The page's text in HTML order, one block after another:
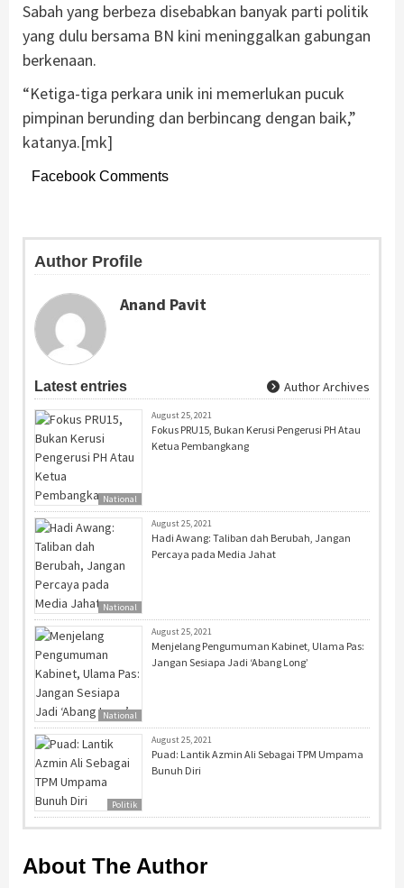
Sabah yang berbeza disebabkan banyak parti politik
yang dulu bersama BN kini meninggalkan gabungan
berkenaan.
“Ketiga-tiga perkara unik ini memerlukan pucuk
pimpinan berunding dan berbincang dengan baik,”
katanya.[mk]
Facebook Comments
Author Profile
Anand Pavit
Latest entries Author Archives
National
August 25, 2021
Fokus PRU15, Bukan Kerusi Pengerusi PH Atau
Ketua Pembangkang
National
August 25, 2021
Hadi Awang: Taliban dah Berubah, Jangan
Percaya pada Media Jahat
National
August 25, 2021
Menjelang Pengumuman Kabinet, Ulama Pas:
Jangan Sesiapa Jadi ‘Abang Long’
Politik
August 25, 2021
Puad: Lantik Azmin Ali Sebagai TPM Umpama
Bunuh Diri
About The Author